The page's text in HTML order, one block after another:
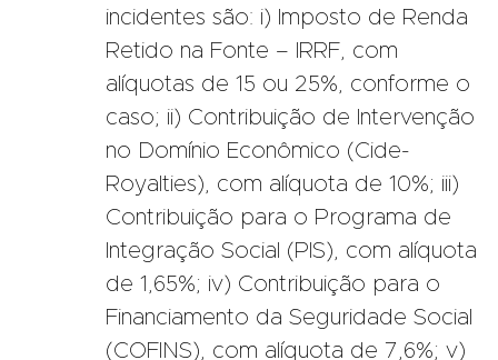
incidentes são: i) Imposto de Renda
Retido na Fonte – IRRF, com
alíquotas de 15 ou 25%, conforme o
caso; ii) Contribuição de Intervenção
no Domínio Econômico (Cide-
Royalties), com alíquota de 10%; iii)
Contribuição para o Programa de
Integração Social (PIS), com alíquota
de 1,65%; iv) Contribuição para o
Financiamento da Seguridade Social
(COFINS), com alíquota de 7,6%; v)